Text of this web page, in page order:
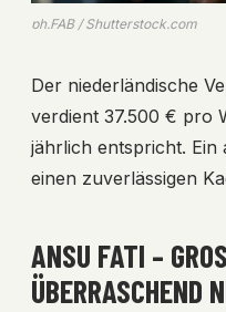
ph.FAB / Shutterstock.com
Der niederländische
verdient 37.500 € pro
jährlich entspricht. Ein
einen zuverlässigen
ANSU FATI –
BERRASCHEND